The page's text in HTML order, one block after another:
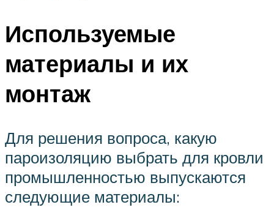
Используемые
материалы и их
монтаж
Для решения вопроса, какую
пароизоляцию выбрать для кровли
промышленностью выпускаются
следующие материалы: